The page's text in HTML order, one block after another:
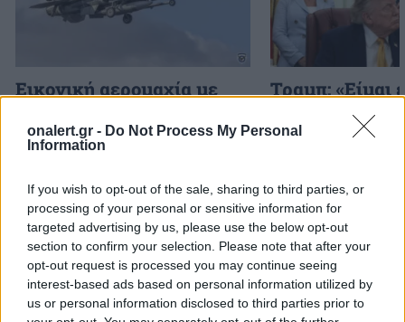
onalert.gr - Do Not Process My Personal
Information
If you wish to opt-out of the sale, sharing to third parties, or
processing of your personal or sensitive information for
targeted advertising by us, please use the below opt-out
section to confirm your selection. Please note that after your
opt-out request is processed you may continue seeing
interest-based ads based on personal information utilized by
us or personal information disclosed to third parties prior to
Εικονική αερομαχία με
στο Αιγαίο – 10
παραβάσεις και 17
απολογισμός
Τραμπ: «Είμαι
δουλειά που
ΔΙΑΦΗΜΙΣΗ